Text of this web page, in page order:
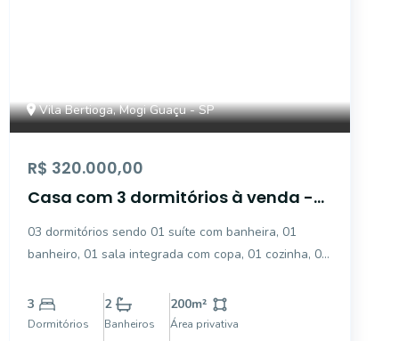
Vila Bertioga, Mogi Guaçu - SP
R$ 320.000,00
Casa com 3 dormitórios à venda -
03 dormitórios sendo 01 suíte com banheira, 01
banheiro, 01 sala integrada com copa, 01 cozinha, 01
3
Dormitórios
2
Banheiros
200m²
Área privativa